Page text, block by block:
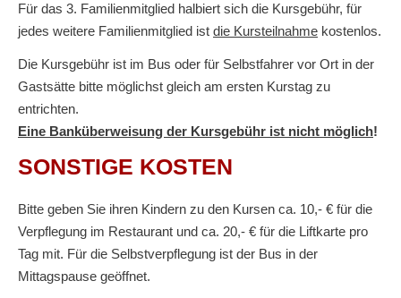
Für das 3. Familienmitglied halbiert sich die Kursgebühr, für
jedes weitere Familienmitglied ist die Kursteilnahme kostenlos.
Die Kursgebühr ist im Bus oder für Selbstfahrer vor Ort in der
Gastsätte bitte möglichst gleich am ersten Kurstag zu
entrichten.
Eine Banküberweisung der Kursgebühr ist nicht möglich!
SONSTIGE KOSTEN
Bitte geben Sie ihren Kindern zu den Kursen ca. 10,- € für die
Verpflegung im Restaurant und ca. 20,- € für die Liftkarte pro
Tag mit. Für die Selbstverpflegung ist der Bus in der
Mittagspause geöffnet.